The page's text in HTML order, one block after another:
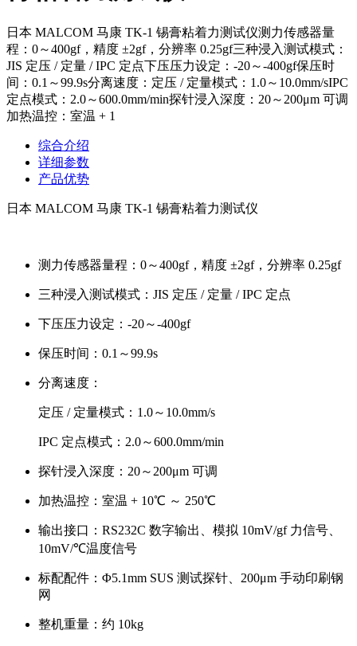
日本 MALCOM 马康 TK-1 锡膏粘着力测试仪测力传感器量
程：0～400gf，精度 ±2gf，分辨率 0.25gf三种浸入测试模式：
JIS 定压 / 定量 / IPC 定点下压压力设定：-20～-400gf保压时
间：0.1～99.9s分离速度：定压 / 定量模式：1.0～10.0mm/sIPC
定点模式：2.0～600.0mm/min探针浸入深度：20～200μm 可调
加热温控：室温 + 1
综合介绍
详细参数
产品优势
日本 MALCOM 马康 TK-1 锡膏粘着力测试仪
测力传感器量程：0～400gf，精度 ±2gf，分辨率 0.25gf
三种浸入测试模式：JIS 定压 / 定量 / IPC 定点
下压压力设定：-20～-400gf
保压时间：0.1～99.9s
分离速度：
定压 / 定量模式：1.0～10.0mm/s
IPC 定点模式：2.0～600.0mm/min
探针浸入深度：20～200μm 可调
加热温控：室温 + 10℃ ～ 250℃
输出接口：RS232C 数字输出、模拟 10mV/gf 力信号、
10mV/℃温度信号
标配配件：Φ5.1mm SUS 测试探针、200μm 手动印刷钢
网
整机重量：约 10kg